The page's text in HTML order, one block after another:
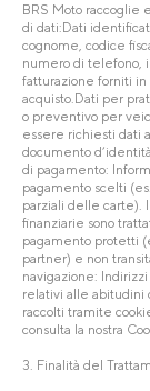
BRS Moto raccoglie
di dati:Dati
cognome, codice
numero di telefono,
fatturazione forniti in
acquisto.Dati per
o preventivo per
essere richiesti dati
documento
di pagamento:
pagamento scelti
parziali delle carte).
finanziarie sono
pagamento protetti
partner) e non
navigazione:
relativi alle abitudini
raccolti tramite
consulta la nostra
3. Finalità del